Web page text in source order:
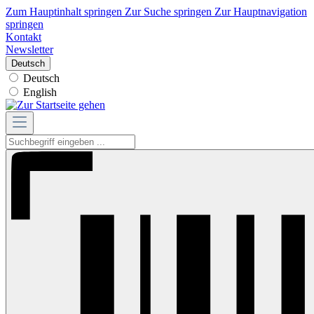
Zum Hauptinhalt springen Zur Suche springen Zur Hauptnavigation
springen
Kontakt
Newsletter
Deutsch
Deutsch
English